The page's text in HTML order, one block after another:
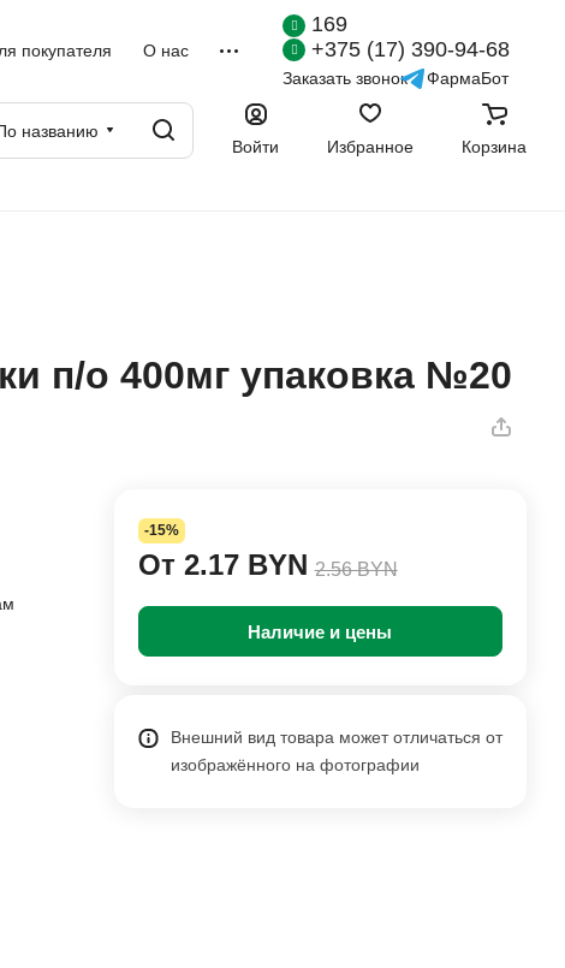
покупателя О нас
169
+375 (17) 390-94-68
Заказать звонок ФармаБот
названию
Войти
Избранное Корзина
п/о 400мг упаковка №20
-15%
От 2.17 BYN 2.56 BYN
Наличие и цены
Внешний вид товара может отличаться от
изображённого на фотографии